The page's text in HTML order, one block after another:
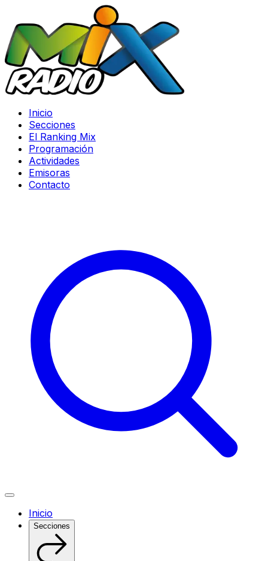
Inicio
Secciones
El Ranking Mix
Programación
Actividades
Emisoras
Contacto
Inicio
Secciones